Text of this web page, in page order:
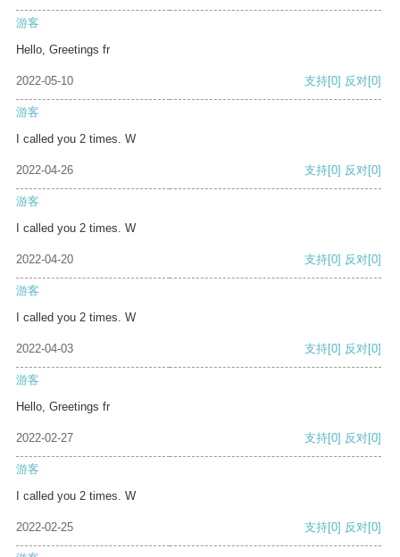
游客
Hello, Greetings fr
2022-05-10 支持[0] 反对[0]
游客
I called you 2 times. W
2022-04-26 支持[0] 反对[0]
游客
I called you 2 times. W
2022-04-20 支持[0] 反对[0]
游客
I called you 2 times. W
2022-04-03 支持[0] 反对[0]
游客
Hello, Greetings fr
2022-02-27 支持[0] 反对[0]
游客
I called you 2 times. W
2022-02-25 支持[0] 反对[0]